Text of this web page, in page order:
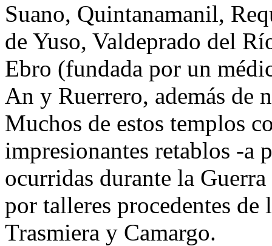
Suano, Quintanamanil,
de Yuso, Valdeprado del
Ebro (fundada por un
An y Ruerrero, además de
Muchos de estos templos
impresionantes retablos -a
ocurridas durante la
por talleres procedentes de
Trasmiera y Camargo.